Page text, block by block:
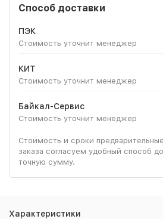
Способ доставки
ПЭК
Стоимость уточнит менеджер
КИТ
Стоимость уточнит менеджер
Байкал-Сервис
Стоимость уточнит менеджер
Стоимость и сроки
заказа согласуем удобный способ
точную сумму.
Характеристики